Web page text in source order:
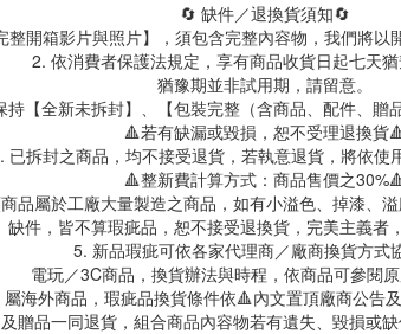
🔄 缺件／退換貨須知🔄
開箱影片與照片】，須包含完整內容物，我們將以
2. 依消費者保護法規定，享有商品收貨日起七天猶
猶豫期並非試用期，請留意。
持【全新未拆封】、【包裝完整（含商品、配件、贈
🔺若有缺漏或毀損，恕不受理退換貨
已拆封之商品，均不接受退貨，若執意退貨，將依使
🔺整新費計算方式：商品售價之
品屬於工廠大量製造之商品，如有小溢色、掉漆、溢
缺件，皆不算瑕疵品，恕不接受退換貨，完美主義者
5. 新品瑕疵可依各家代理商／廠商換貨方式
電玩／3C商品，換貨辦法與時程，依商品可參閱原
海外商品，瑕疵品換貨條件依🔺內文置頂廠商公告
品一同退貨，組合商品內容物若有遺失、毀損或